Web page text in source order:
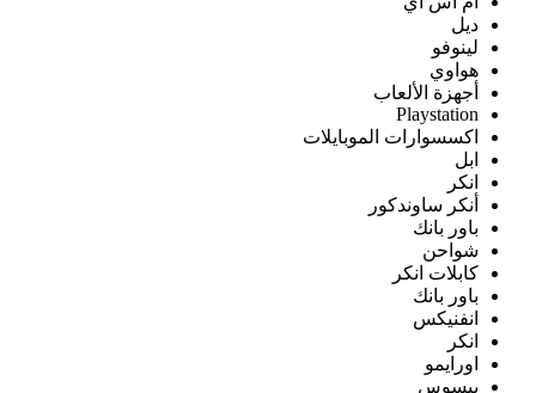
ديل
لينوفو
هواوي
أجهزة الألعاب
Playstation
اكسسوارات الموبايلات
ابل
انكر
أنكر ساوندكور
باور بانك
شواحن
كابلات انكر
باور بانك
انفنيكس
انكر
اورايمو
بيسوس